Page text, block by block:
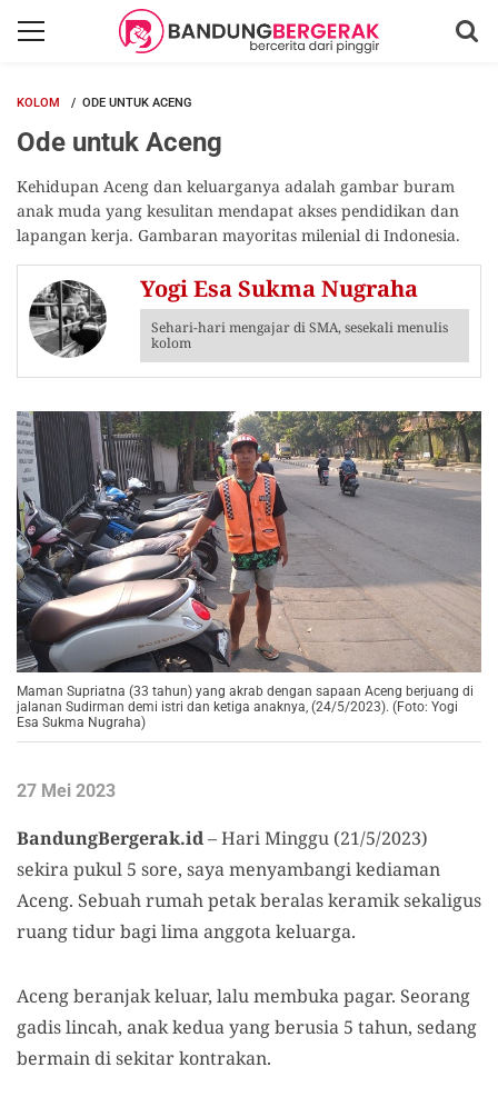
KOLOM ODE UNTUK ACENG
Ode untuk Aceng
Kehidupan Aceng dan keluarganya adalah gambar buram
anak muda yang kesulitan mendapat akses pendidikan dan
lapangan kerja. Gambaran mayoritas milenial di Indonesia.
Yogi Esa Sukma Nugraha
Sehari-hari mengajar di SMA, sesekali menulis
kolom
Maman Supriatna (33 tahun) yang akrab dengan sapaan Aceng berjuang di
jalanan Sudirman demi istri dan ketiga anaknya, (24/5/2023). (Foto: Yogi
Esa Sukma Nugraha)
27 Mei 2023
BandungBergerak.id– Hari Minggu (21/5/2023)
sekira pukul 5 sore, saya menyambangi kediaman
Aceng. Sebuah rumah petak beralas keramik sekaligus
ruang tidur bagi lima anggota keluarga.
Aceng beranjak keluar, lalu membuka pagar. Seorang
gadis lincah, anak kedua yang berusia 5 tahun, sedang
bermain di sekitar kontrakan.